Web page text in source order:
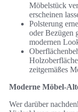
Möbelstück
erscheinen
Polsterung
oder Bezügen
modernen
zeitgemäßes
Moderne Möbel-
Wer darüber